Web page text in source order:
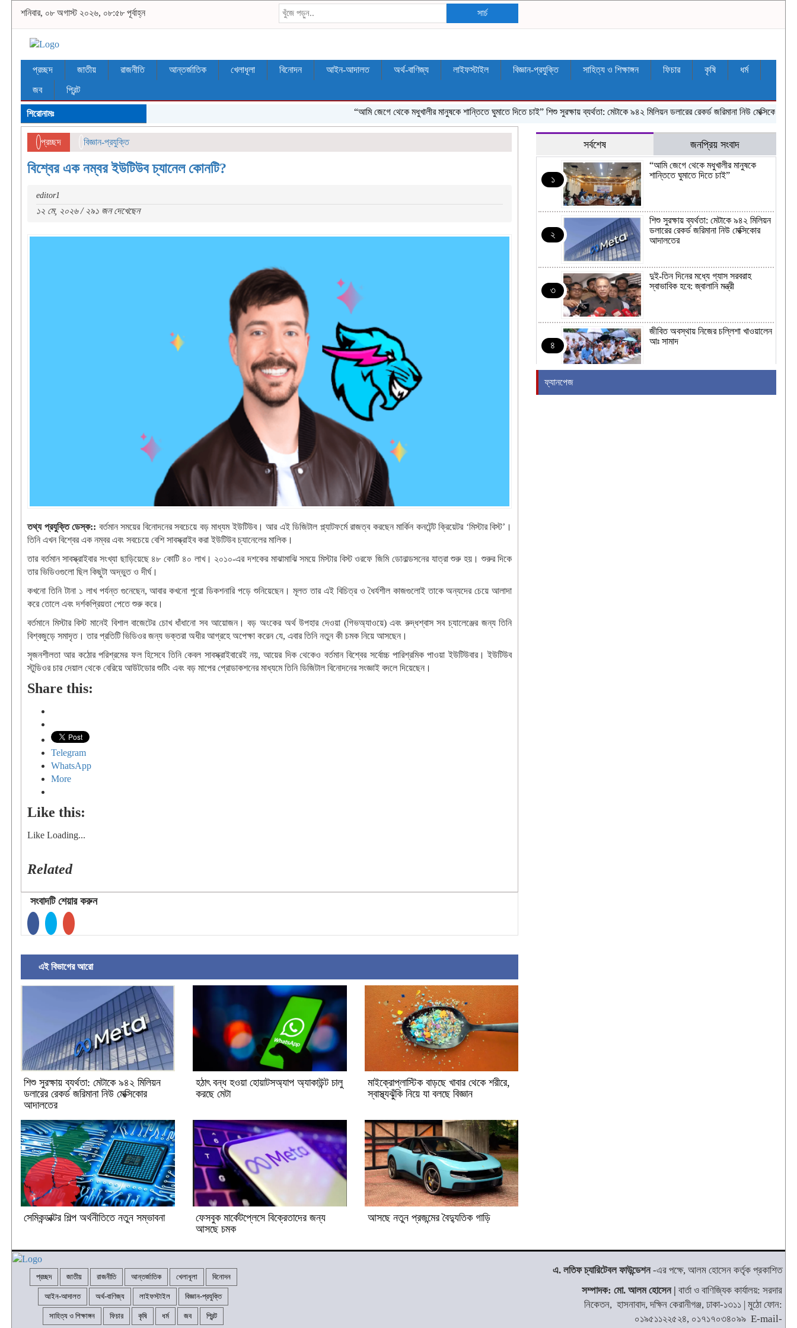
শনিবার, ০৮ অগাস্ট ২০২৬, ০৮:৫৮ পূর্বাহ্ন সার্চ
প্রচ্ছদ জাতীয় রাজনীতি আন্তর্জাতিক খেলাধূলা বিনোদন আইন-আদালত অর্থ-বাণিজ্য লাইফস্টাইল বিজ্ঞান-প্রযুক্তি সাহিত্য ও শিক্ষাঙ্গন ফিচার কৃষি
ধর্ম
জব
প্রিন্ট
শিরোনামঃ “আমি জেগে থেকে মধুখালীর মানুষকে শান্তিতে ঘুমাতে দিতে চাই” শিশু সুরক্ষায় ব্যর্থতা: মেটাকে ৯৪২ মিলিয়ন ডলারের রেকর্ড জরিমানা নিউ মেক্সিকোর আদালতের
প্রচ্ছদ বিজ্ঞান-প্রযুক্তি
বিশ্বের এক নম্বর ইউটিউব চ্যানেল কোনটি?
editor1
১২ মে, ২০২৬ / ২৯১ জন দেখেছেন
তথ্য প্রযুক্তি ডেস্ক:: বর্তমান সময়ের বিনোদনের সবচেয়ে বড় মাধ্যম ইউটিউব। আর এই ডিজিটাল প্ল্যাটফর্মে রাজত্ব করছেন মার্কিন কনটেন্ট ক্রিয়েটর ‘মিস্টার বিস্ট’।
তিনি এখন বিশ্বের এক নম্বর এবং সবচেয়ে বেশি সাবস্ক্রাইব করা ইউটিউব চ্যানেলের মালিক।
তার বর্তমান সাবস্ক্রাইবার সংখ্যা ছাড়িয়েছে ৪৮ কোটি ৪০ লাখ। ২০১০-এর দশকের মাঝামাঝি সময়ে মিস্টার বিস্ট ওরফে জিমি ডোনাল্ডসনের যাত্রা শুরু হয়। শুরুর দিকে
তার ভিডিওগুলো ছিল কিছুটা অদ্ভুত ও দীর্ঘ।
কখনো তিনি টানা ১ লাখ পর্যন্ত গুনেছেন, আবার কখনো পুরো ডিকশনারি পড়ে শুনিয়েছেন। মূলত তার এই বিচিত্র ও ধৈর্যশীল কাজগুলোই তাকে অন্যদের চেয়ে আলাদা
করে তোলে এবং দর্শকপ্রিয়তা পেতে শুরু করে।
বর্তমানে মিস্টার বিস্ট মানেই বিশাল বাজেটের চোখ ধাঁধানো সব আয়োজন। বড় অংকের অর্থ উপহার দেওয়া (গিভঅ্যাওয়ে) এবং রুদ্ধশ্বাস সব চ্যালেঞ্জের জন্য তিনি
বিশ্বজুড়ে সমাদৃত। তার প্রতিটি ভিডিওর জন্য ভক্তরা অধীর আগ্রহে অপেক্ষা করেন যে, এবার তিনি নতুন কী চমক নিয়ে আসছেন।
সৃজনশীলতা আর কঠোর পরিশ্রমের ফল হিসেবে তিনি কেবল সাবস্ক্রাইবারেই নয়, আয়ের দিক থেকেও বর্তমান বিশ্বের সর্বোচ্চ পারিশ্রমিক পাওয়া ইউটিউবার। ইউটিউব
স্টুডিওর চার দেয়াল থেকে বেরিয়ে আউটডোর শুটিং এবং বড় মাপের প্রোডাকশনের মাধ্যমে তিনি ডিজিটাল বিনোদনের সংজ্ঞাই বদলে দিয়েছেন।
Share this:
Telegram
WhatsApp
More
Like this:
Like Loading...
Related
সংবাদটি শেয়ার করুন
এই বিভাগের আরো
শিশু সুরক্ষায় ব্যর্থতা: মেটাকে ৯৪২ মিলিয়ন
ডলারের রেকর্ড জরিমানা নিউ মেক্সিকোর
আদালতের
হঠাৎ বন্ধ হওয়া হোয়াটসঅ্যাপ অ্যাকাউন্ট চালু
করছে মেটা
মাইক্রোপ্লাস্টিক বাড়ছে খাবার থেকে শরীরে,
স্বাস্থ্যঝুঁকি নিয়ে যা বলছে বিজ্ঞান
সেমিকন্ডাক্টর শিল্প অর্থনীতিতে নতুন সম্ভাবনা
ফেসবুক মার্কেটপ্লেসে বিক্রেতাদের জন্য
আসছে চমক
আসছে নতুন প্রজন্মের বৈদ্যুতিক গাড়ি
সর্বশেষ জনপ্রিয় সংবাদ
১
“আমি জেগে থেকে মধুখালীর মানুষকে
শান্তিতে ঘুমাতে দিতে চাই”
২
শিশু সুরক্ষায় ব্যর্থতা: মেটাকে ৯৪২ মিলিয়ন
ডলারের রেকর্ড জরিমানা নিউ মেক্সিকোর
আদালতের
৩
দুই-তিন দিনের মধ্যে গ্যাস সরবরাহ
স্বাভাবিক হবে: জ্বালানি মন্ত্রী
৪
জীবিত অবস্থায় নিজের চল্লিশা খাওয়ালেন
আঃ সামাদ
ফ্যানপেজ
প্রচ্ছদ জাতীয় রাজনীতি আন্তর্জাতিক খেলাধূলা বিনোদন
আইন-আদালত অর্থ-বাণিজ্য লাইফস্টাইল বিজ্ঞান-প্রযুক্তি
সাহিত্য ও শিক্ষাঙ্গন ফিচার কৃষি ধর্ম জব প্রিন্ট
এ. লতিফ চ্যারিটেবল ফাউন্ডেশন-এর পক্ষে, আলম হোসেন কর্তৃক প্রকাশিত
সম্পাদক: মো. আলম হোসেন | বার্তা ও বাণিজ্যিক কার্যালয়: সরদার
নিকেতন, হাসনাবাদ, দক্ষিন কেরানীগঞ্জ, ঢাকা-১৩১১ | মুঠো ফোন:
০১৯৫১১২২৫২৪, ০১৭১৭০৩৪০৯৯ E-mail-